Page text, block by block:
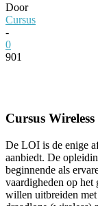
Door
Cursus
-
0
901
Cursus
De LOI is de enige
aanbiedt. De
beginnende als
vaardigheden op
willen uitbreiden met